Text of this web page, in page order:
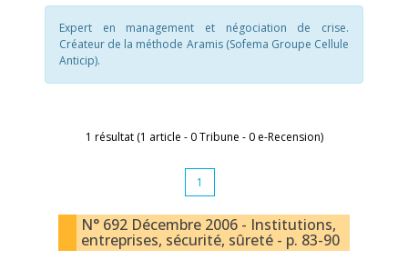
Expert en management et négociation de crise.
Créateur de la méthode Aramis (Sofema Groupe Cellule
Anticip).
1 résultat (1 article - 0 Tribune - 0 e-Recension)
1
N° 692 Décembre 2006 - Institutions,
entreprises, sécurité, sûreté - p. 83-90